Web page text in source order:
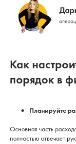
Как
порядок в
Планируйте
Основная часть
полностью отвечает